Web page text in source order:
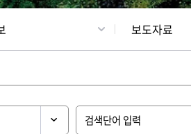
보도자료